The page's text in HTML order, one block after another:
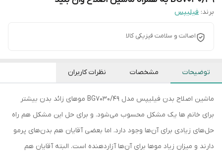
برند: فیلیپس
اصالت و سلامت فیزیکی کالا
توضیحات مشخصات نظرات کاربران
ماشین اصلاح بدن فیلیپس مدل BG7030/49 موهای زائد بدن بیشتر
برای خانم ها یک مشکل محسوب می‌شود. و برای حل این مشکل هم راه
حل‌های زیادی برای آن‌ها وجود دارد. اما بعضی آقایان هم بدن‌های پرمو
دارند و میزان زیاد موها برای آن‌ها آزاردهنده است. البته آقایان هم